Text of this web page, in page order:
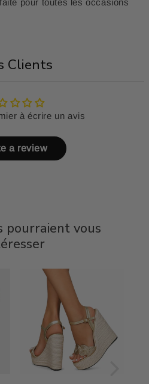
pour toutes les occasions
Clients
à écrire un avis
a review
pourraient vous